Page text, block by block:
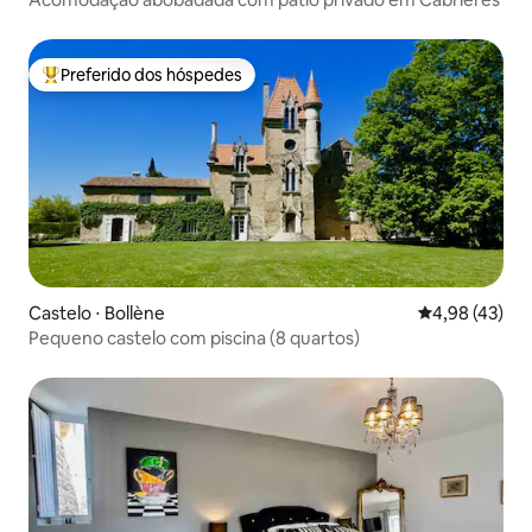
Entre os melhores preferidos dos hóspedes
Preferido dos hóspedes
Castelo ⋅ Bollène 4,98 de uma
4,98 (43)
Pequeno castelo com piscina (8 quartos)